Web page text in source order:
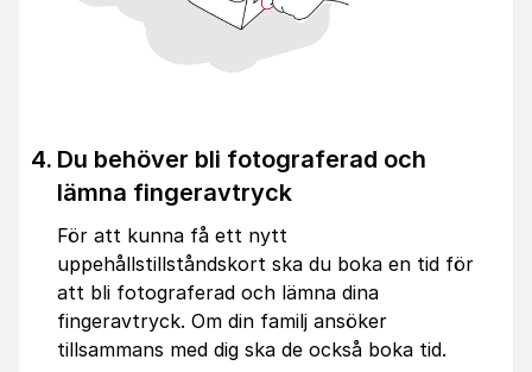
Du behöver bli fotograferad och
lämna fingeravtryck
För att kunna få ett nytt
uppehållstillståndskort ska du boka en tid för
att bli fotograferad och lämna dina
fingeravtryck. Om din familj ansöker
tillsammans med dig ska de också boka tid.